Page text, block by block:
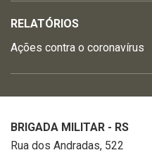
RELATÓRIOS
Ações contra o coronavírus
BRIGADA MILITAR - RS
Rua dos Andradas, 522